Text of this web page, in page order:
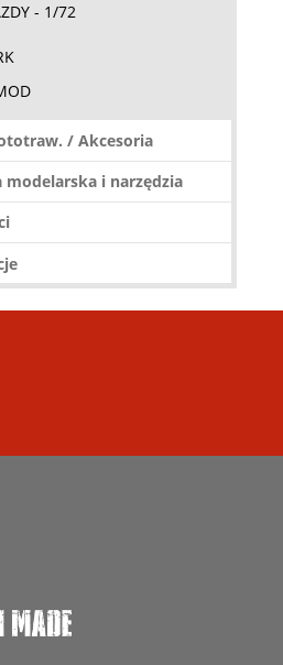
- 1/72
/ Akcesoria
modelarska i narzędzia